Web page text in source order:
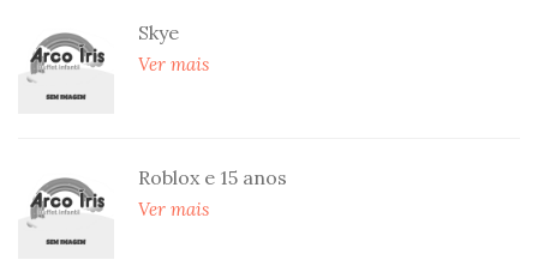
Skye
Ver mais
Roblox e 15 anos
Ver mais